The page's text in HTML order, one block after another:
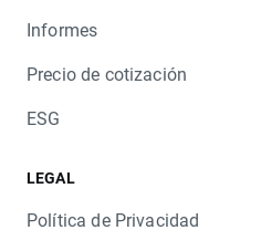
Informes
Precio de cotización
ESG
LEGAL
Política de Privacidad